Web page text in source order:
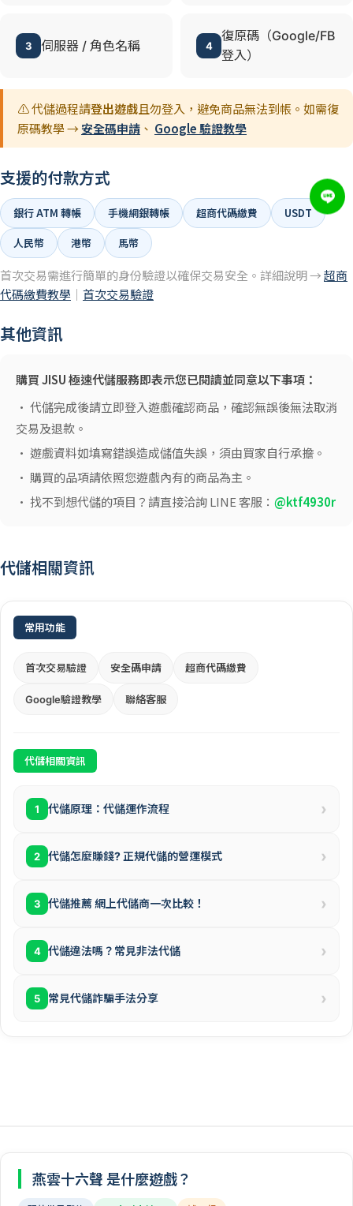
3 伺服器 / 角色名稱 4
復原碼（Google/FB
登入）
⚠️ 代儲過程請登出遊戲且勿登入，避免商品無法到帳。如需復
原碼教學 →安全碼申請 、 Google 驗證教學
支援的付款方式
銀行 ATM 轉帳 手機網銀轉帳 超商代碼繳費
USDT
人民幣
港幣 馬幣
首次交易需進行簡單的身份驗證以確保交易安全。詳細說明 →超商
代碼繳費教學 ｜ 首次交易驗證
其他資訊
購買 JISU 極速代儲服務即表示您已閱讀並同意以下事項：
• 代儲完成後請立即登入遊戲確認商品，確認無誤後無法取消
交易及退款。
• 遊戲資料如填寫錯誤造成儲值失誤，須由買家自行承擔。
• 購買的品項請依照您遊戲內有的商品為主。
• 找不到想代儲的項目？請直接洽詢 LINE 客服： @ktf4930r
代儲相關資訊
常用功能
首次交易驗證 安全碼申請 超商代碼繳費
Google驗證教學 聯絡客服
代儲相關資訊
1 代儲原理：代儲運作流程 ›
2 代儲怎麼賺錢? 正規代儲的營運模式 ›
3 代儲推薦 網上代儲商一次比較！ ›
4 代儲違法嗎？常見非法代儲 ›
5 常見代儲詐騙手法分享 ›
燕雲十六聲 是什麼遊戲？